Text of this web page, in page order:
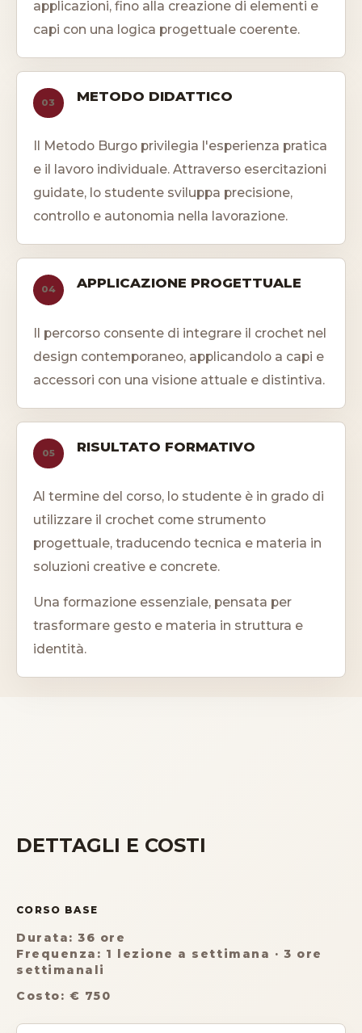
applicazioni, fino alla creazione di elementi e
capi con una logica progettuale coerente.
03 METODO DIDATTICO
Il Metodo Burgo privilegia l'esperienza pratica
e il lavoro individuale. Attraverso esercitazioni
guidate, lo studente sviluppa precisione,
controllo e autonomia nella lavorazione.
04 APPLICAZIONE PROGETTUALE
Il percorso consente di integrare il crochet nel
design contemporaneo, applicandolo a capi e
accessori con una visione attuale e distintiva.
05 RISULTATO FORMATIVO
Al termine del corso, lo studente è in grado di
utilizzare il crochet come strumento
progettuale, traducendo tecnica e materia in
soluzioni creative e concrete.
Una formazione essenziale, pensata per
trasformare gesto e materia in struttura e
identità.
DETTAGLI E COSTI
CORSO BASE
Durata: 36 ore
Frequenza: 1 lezione a settimana · 3 ore
settimanali
Costo: € 750